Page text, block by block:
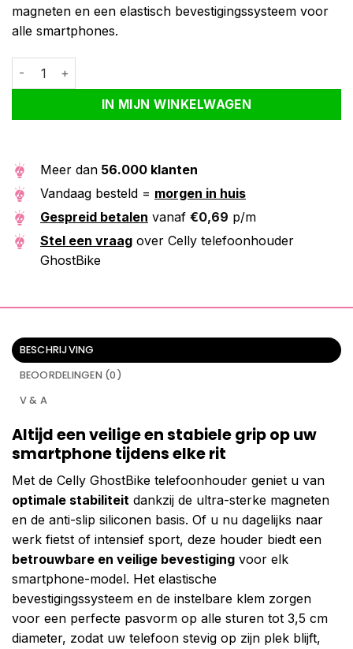
magneten en een elastisch bevestigingssysteem voor
alle smartphones.
Celly telefoonhouder GhostBike aantal
IN MIJN WINKELWAGEN
Alternative:
Meer dan 56.000 klanten
Vandaag besteld = morgen in huis
Gespreid betalen vanaf €0,69 p/m
Stel een vraag over Celly telefoonhouder
GhostBike
BESCHRIJVING
BEOORDELINGEN (0)
V & A
Altijd een veilige en stabiele grip op uw
smartphone tijdens elke rit
Met de Celly GhostBike telefoonhouder geniet u van
optimale stabiliteit dankzij de ultra-sterke magneten
en de anti-slip siliconen basis. Of u nu dagelijks naar
werk fietst of intensief sport, deze houder biedt een
betrouwbare en veilige bevestiging voor elk
smartphone-model. Het elastische
bevestigingssysteem en de instelbare klem zorgen
voor een perfecte pasvorm op alle sturen tot 3,5 cm
diameter, zodat uw telefoon stevig op zijn plek blijft,